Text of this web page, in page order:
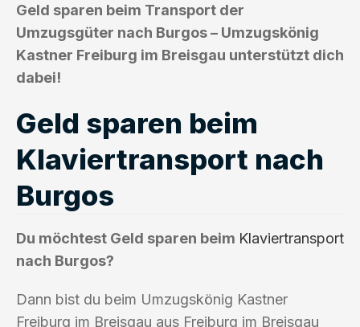
Geld sparen beim Transport der
Umzugsgüter nach Burgos – Umzugskönig
Kastner Freiburg im Breisgau unterstützt dich
dabei!
Geld sparen beim
Klaviertransport nach
Burgos
Du möchtest Geld sparen beim Klaviertransport
nach Burgos?
Dann bist du beim Umzugskönig Kastner
Freiburg im Breisgau aus Freiburg im Breisgau